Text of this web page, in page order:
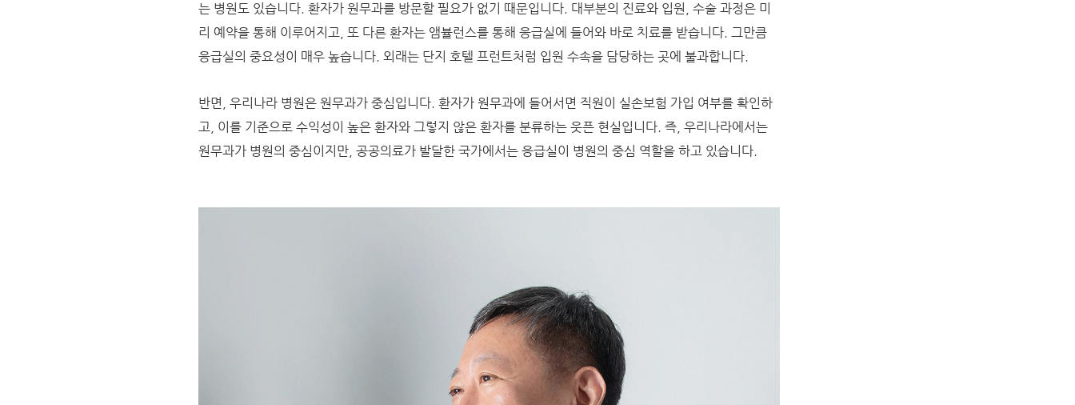
는 병원도 있습니다. 환자가 원무과를 방문할 필요가 없기 때문입니다. 대부분의 진료와 입원, 수술 과정은 미
리 예약을 통해 이루어지고, 또 다른 환자는 앰뷸런스를 통해 응급실에 들어와 바로 치료를 받습니다. 그만큼
응급실의 중요성이 매우 높습니다. 외래는 단지 호텔 프런트처럼 입원 수속을 담당하는 곳에 불과합니다.
반면, 우리나라 병원은 원무과가 중심입니다. 환자가 원무과에 들어서면 직원이 실손보험 가입 여부를 확인하
고, 이를 기준으로 수익성이 높은 환자와 그렇지 않은 환자를 분류하는 웃픈 현실입니다. 즉, 우리나라에서는
원무과가 병원의 중심이지만, 공공의료가 발달한 국가에서는 응급실이 병원의 중심 역할을 하고 있습니다.